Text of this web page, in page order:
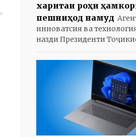
харитаи роҳи
пешниҳод намуд
инноватсия ва
назди Президенти